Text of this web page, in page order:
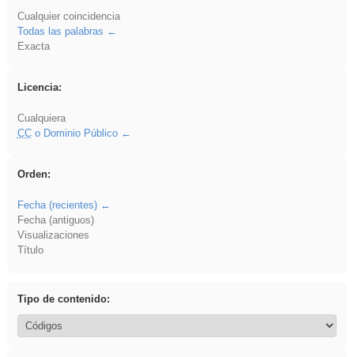
Cualquier coincidencia
Todas las palabras
Exacta
Licencia:
Cualquiera
CCo Dominio Público
Orden:
Fecha (recientes)
Fecha (antiguos)
Visualizaciones
Título
Tipo de contenido: